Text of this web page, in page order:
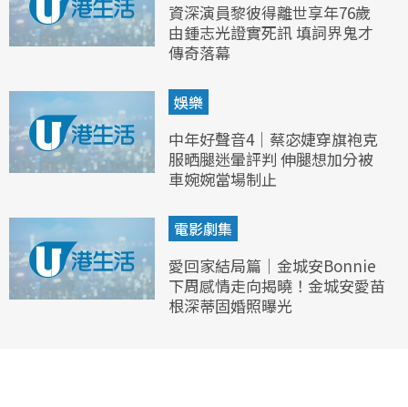
資深演員黎彼得離世享年76歲
由鍾志光證實死訊 填詞界鬼才
傳奇落幕
娛樂
中年好聲音4｜蔡宓婕穿旗袍克
服晒腿迷暈評判 伸腿想加分被
車婉婉當場制止
電影劇集
愛回家結局篇｜金城安Bonnie
下周感情走向揭曉！金城安愛苗
根深蒂固婚照曝光